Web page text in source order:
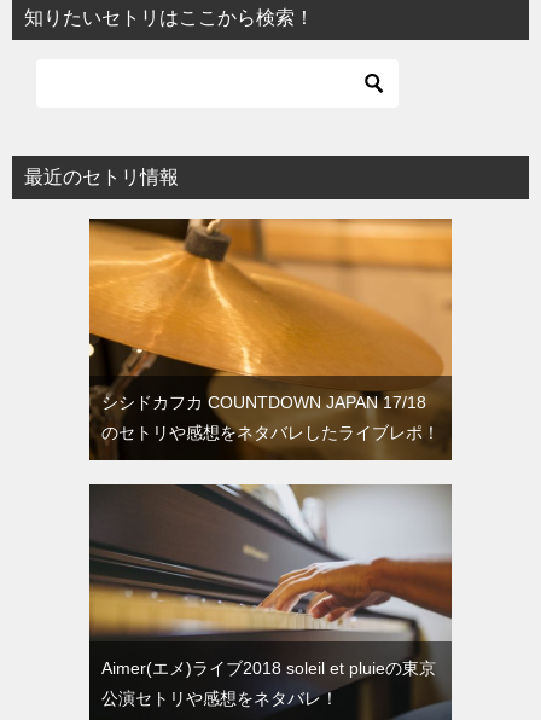
知りたいセトリはここから検索！
最近のセトリ情報
シシドカフカ COUNTDOWN JAPAN 17/18
のセトリや感想をネタバレしたライブレポ！
Aimer(エメ)ライブ2018 soleil et pluieの東京
公演セトリや感想をネタバレ！